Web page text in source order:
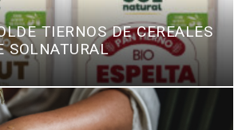
TIERNOS DE CEREALES
SOLNATURAL